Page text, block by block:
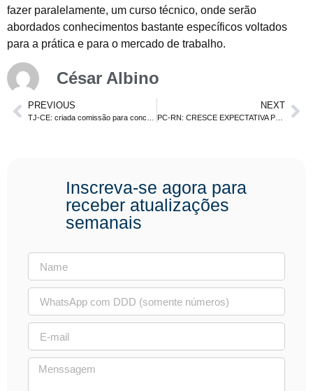
fazer paralelamente, um curso técnico, onde serão
abordados conhecimentos bastante específicos voltados
para a prática e para o mercado de trabalho.
César Albino
PREVIOUS NEXT
PC-RN: CRESCE EXPECTATIVA POR EDITAL COM 302 VAGAS. DELEGADO, ESCRIVÃO E AGENTE
Inscreva-se agora para
receber atualizações
semanais